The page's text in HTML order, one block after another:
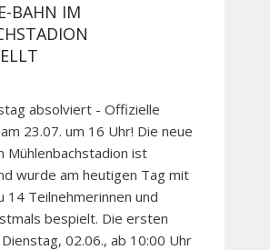
BAHN IM
absolviert - Offizielle
23.07. um 16 Uhr! Die neue
Mühlenbachstadion ist
wurde am heutigen Tag mit
14 Teilnehmerinnen und
bespielt. Die ersten
02.06., ab 10:00 Uhr